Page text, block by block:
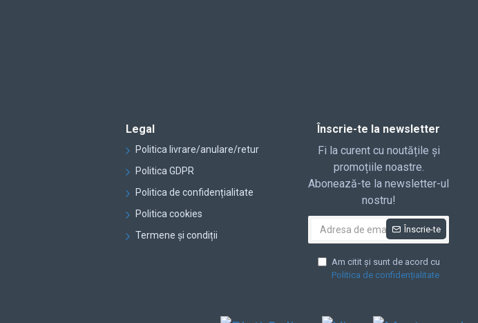
Legal
Politica livrare/anulare/retur
Politica GDPR
Politica de confidențialitate
Politica cookies
Termene și condiții
Înscrie-te la newsletter
Fi la curent cu noutățile și
promoțiile noastre.
Abonează-te la newsletter-ul
nostru!
Înscrie-te
Am citit și sunt de acord cu
Politica de confidențialitate